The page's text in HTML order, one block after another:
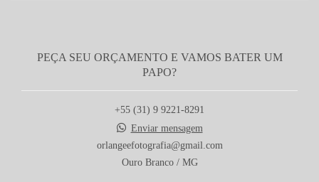
PEÇA SEU ORÇAMENTO E VAMOS BATER UM
PAPO?
+55 (31) 9 9221-8291
Enviar mensagem
orlangeefotografia@gmail.com
Ouro Branco / MG